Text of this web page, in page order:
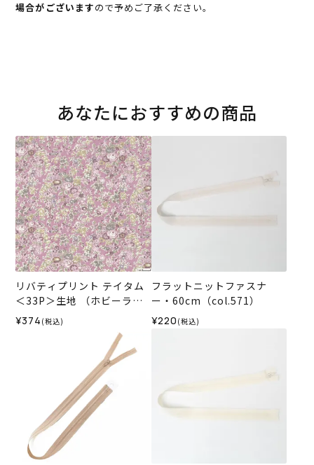
場合がございますので予めご了承ください。
あなたにおすすめの商品
リバティプリント テイタム
＜33P＞生地 （ホビーラホ
ビーレオリジナル）2026ES
¥374 (税込)
フラットニットファスナ
ー・60cm（col.571）
¥220 (税込)